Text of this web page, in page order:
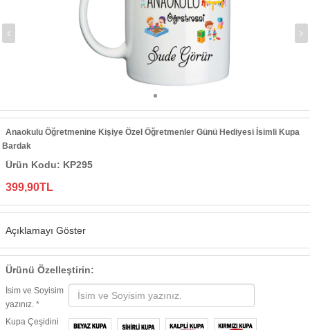
Anaokulu Öğretmenine Kişiye Özel Öğretmenler Günü Hediyesi İsimli Kupa
Bardak
Ürün Kodu: KP295
399,90TL
Açıklamayı Göster
Ürünü Özelleştirin:
İsim ve Soyisim
yazınız. *
Kupa Çeşidini